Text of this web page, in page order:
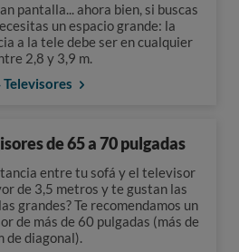
pantalla... ahora bien, si buscas
un espacio grande: la
a la tele debe ser en cualquier
2,8 y 3,9 m.
de 65 a 70 pulgadas
entre tu sofá y el televisor
de 3,5 metros y te gustan las
grandes? Te recomendamos un
de más de 60 pulgadas (más de
de diagonal).